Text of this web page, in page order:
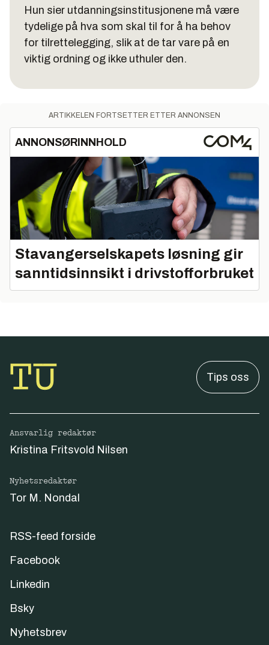
Hun sier utdanningsinstitusjonene må være
tydelige på hva som skal til for å ha behov
for tilrettelegging, slik at de tar vare på en
viktig ordning og ikke uthuler den.
ARTIKKELEN FORTSETTER ETTER ANNONSEN
ANNONSØRINNHOLD
Stavangerselskapets løsning gir
sanntidsinnsikt i drivstofforbruket
Tips oss
Ansvarlig redaktør
Kristina Fritsvold Nilsen
Nyhetsredaktør
Tor M. Nondal
RSS-feed forside
Facebook
Linkedin
Bsky
Nyhetsbrev